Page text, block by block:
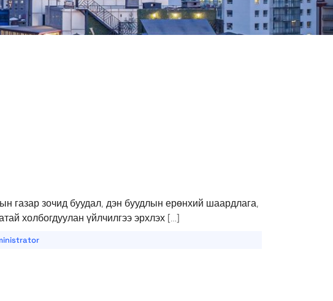
газар зочид буудал, дэн буудлын ерөнхий шаардлага,
холбогдуулан үйлчилгээ эрхлэх […]